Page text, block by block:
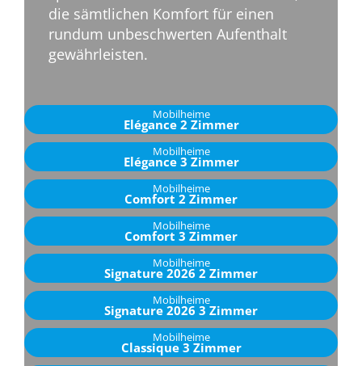
die sämtlichen Komfort für einen
rundum unbeschwerten Aufenthalt
gewährleisten.
Mobilheime
Elégance 2 Zimmer
Mobilheime
Elégance 3 Zimmer
Mobilheime
Comfort 2 Zimmer
Mobilheime
Comfort 3 Zimmer
Mobilheime
Signature 2026 2 Zimmer
Mobilheime
Signature 2026 3 Zimmer
Mobilheime
Classique 3 Zimmer